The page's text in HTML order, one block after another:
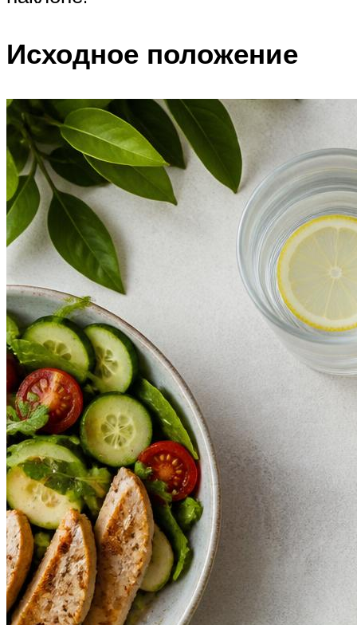
Исходное положение